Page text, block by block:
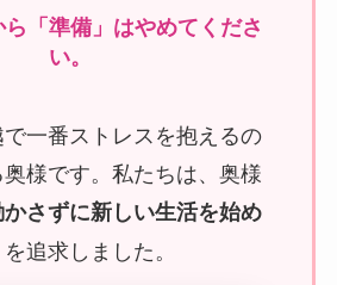
「準備」はやめてくださ
い。
一番ストレスを抱えるの
様です。私たちは、奥様
さずに新しい生活を始め
を追求しました。